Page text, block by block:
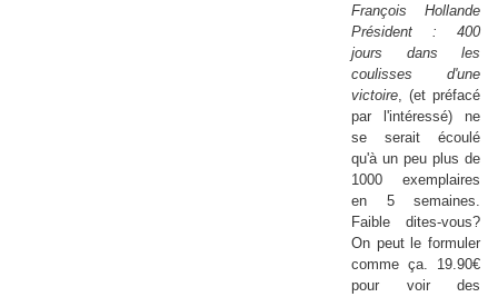
François Hollande
Président : 400
jours dans les
coulisses d'une
victoire, (et préfacé
par l'intéressé) ne
se serait écoulé
qu'à un peu plus de
1000 exemplaires
en 5 semaines.
Faible dites-vous?
On peut le formuler
comme ça. 19.90€
pour voir des